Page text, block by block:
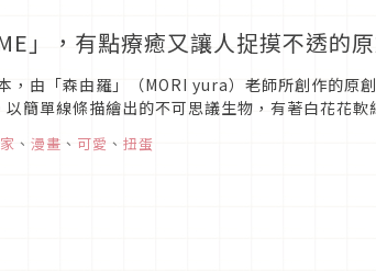
」，有點療癒又讓人捉摸不透的
由「森由羅」（MORI yura）老師所創作的原創
以簡單線條描繪出的不可思議生物，有著白花花
、 漫畫 、 可愛 、 扭蛋